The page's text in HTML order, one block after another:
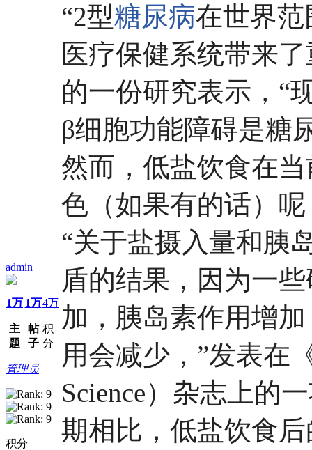
admin
1万
主
题
1万
帖
子
4万
积
分
管理员
积分
“2型糖尿病在世界
医疗保健系统带来
的一份研究表示，“
β细胞功能障碍是糖
然而，低盐饮食在
色（如果有的话）呢
“关于盐摄入量和胰
盾的结果，因为一
加，胰岛素作用增
用会减少，”发表在
Science）杂志上的
期相比，低盐饮食